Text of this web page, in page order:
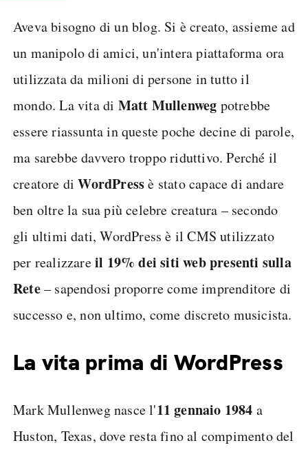
Aveva bisogno di un blog. Si è creato, assieme ad
un manipolo di amici, un'intera piattaforma ora
utilizzata da milioni di persone in tutto il
mondo. La vita di Matt Mullenweg potrebbe
essere riassunta in queste poche decine di parole,
ma sarebbe davvero troppo riduttivo. Perché il
creatore diWordPressè stato capace di andare
ben oltre la sua più celebre creatura – secondo
gli ultimi dati, WordPress è il CMS utilizzato
per realizzareil 19% dei siti web presenti sulla
Rete– sapendosi proporre come imprenditore di
successo e, non ultimo, come discreto musicista.
La vita prima di WordPress
Mark Mullenweg nasce l'11 gennaio 1984 a
Huston, Texas, dove resta fino al compimento del